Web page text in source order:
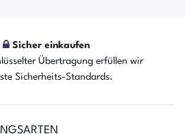
Sicher einkaufen
Übertragung erfüllen wir
Sicherheits-Standards.